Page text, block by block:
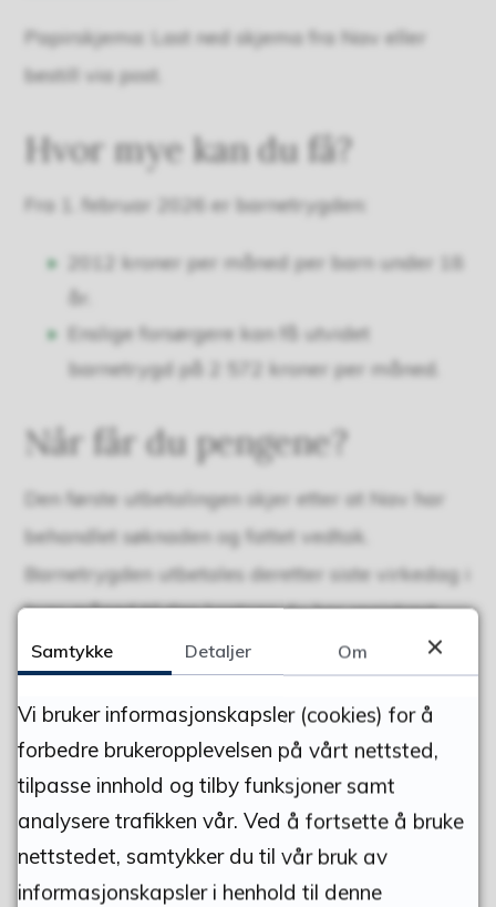
Papirskjema: Last ned skjema fra Nav eller
bestill via post.
Hvor mye kan du få?
Fra 1. februar 2026 er barnetrygden:
2012 kroner per måned per barn under 18
år.
Enslige forsørgere kan få utvidet
barnetrygd på 2 572 kroner per måned.
Når får du pengene?
Den første utbetalingen skjer etter at Nav har
behandlet søknaden og fattet vedtak.
Barnetrygden utbetales deretter siste virkedag i
hver måned til den kontoen du har registrert
hos Nav.
13.05.2026 10.53
13.05.2026 10.54
Samtykke Detaljer Om
Vi bruker informasjonskapsler (cookies) for å
forbedre brukeropplevelsen på vårt nettsted,
tilpasse innhold og tilby funksjoner samt
analysere trafikken vår. Ved å fortsette å bruke
nettstedet, samtykker du til vår bruk av
informasjonskapsler i henhold til denne